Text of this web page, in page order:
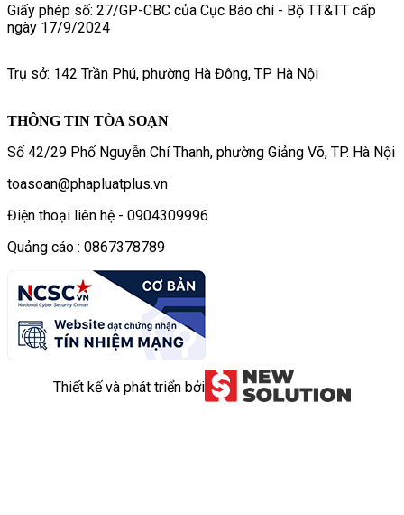
Giấy phép số: 27/GP-CBC của Cục Báo chí - Bộ TT&TT cấp
ngày 17/9/2024
Trụ sở: 142 Trần Phú, phường Hà Đông, TP Hà Nội
THÔNG TIN TÒA SOẠN
Số 42/29 Phố Nguyễn Chí Thanh, phường Giảng Võ, TP. Hà Nội
toasoan@phapluatplus.vn
Điện thoại liên hệ - 0904309996
Quảng cáo : 0867378789
Thiết kế và phát triển bởi